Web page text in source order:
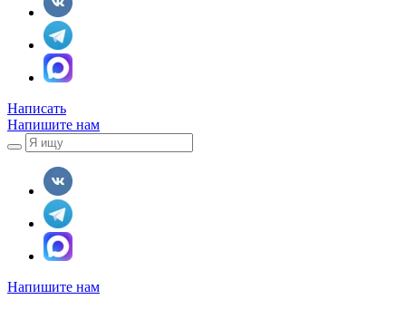
Написать
Напишите нам
Напишите нам